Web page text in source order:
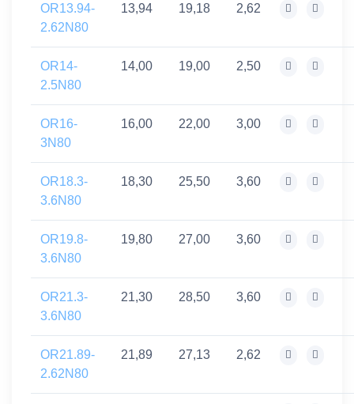
OR13.94-
2.62N80
13,94 19,18 2,62
OR14-
2.5N80
14,00 19,00 2,50
OR16-
3N80
16,00 22,00 3,00
OR18.3-
3.6N80
18,30 25,50 3,60
OR19.8-
3.6N80
19,80 27,00 3,60
OR21.3-
3.6N80
21,30 28,50 3,60
OR21.89-
2.62N80
21,89 27,13 2,62